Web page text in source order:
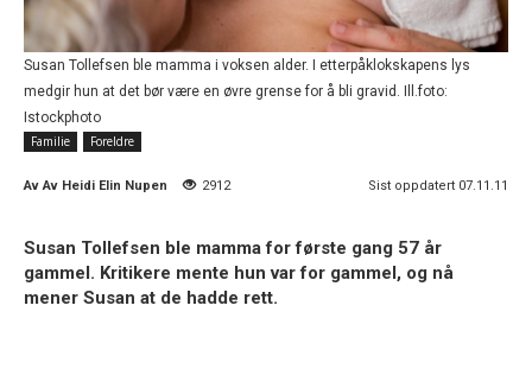
Susan Tollefsen ble mamma i voksen alder. I etterpåklokskapens lys
medgir hun at det bør være en øvre grense for å bli gravid. Ill.foto:
Istockphoto
Familie
Foreldre
AvAv Heidi Elin Nupen 2912 Sist oppdatert 07.11.11
Susan Tollefsen ble mamma for første gang 57 år
gammel. Kritikere mente hun var for gammel, og nå
mener Susan at de hadde rett.